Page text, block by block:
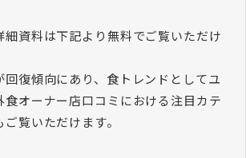
細資料は下記より無料でご覧いただけ
回復傾向にあり、食トレンドとしてユ
食オーナー店口コミにおける注目カテ
覧いただけます。